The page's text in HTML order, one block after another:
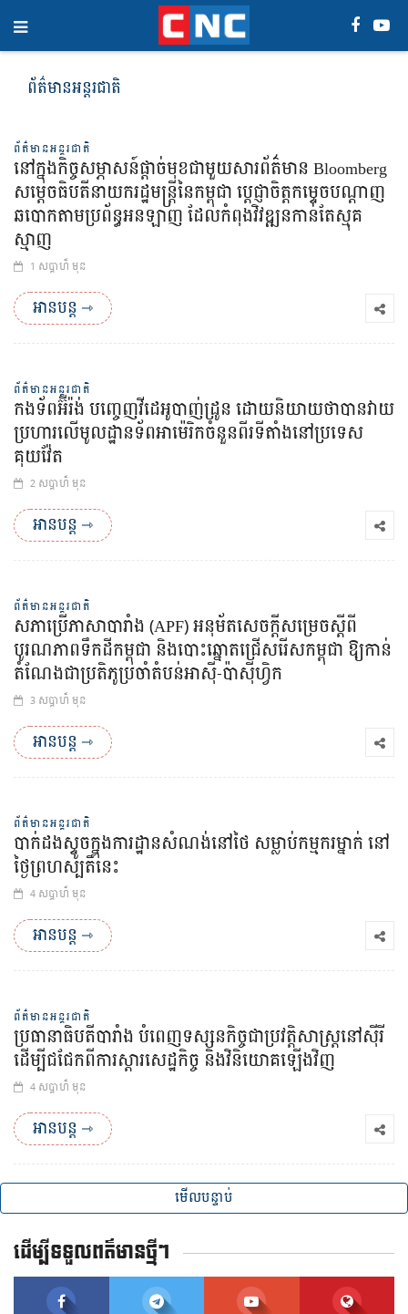
ព័ត៌មានអន្តរជាតិ
ព័ត៌មានអន្តរជាតិ
នៅក្នុងកិច្ចសម្ភាសន៍ផ្តាច់មុខជាមួយសារព័ត៌មាន Bloomberg
សម្តេចធិបតីនាយករដ្ឋមន្ត្រីនៃកម្ពុជា ប្ដេជ្ញាចិត្តកម្ទេចបណ្ដាញ
ឆបោកតាមប្រព័ន្ធអនឡាញ ដែលកំពុងវិវឌ្ឍនកាន់តែស្មុគ
ស្មាញ
1 សប្ដាហ៏ មុន
អានបន្ត ⇾
ព័ត៌មានអន្តរជាតិ
កងទ័ពអ៊ីរ៉ង់ បញ្ចេញវីដេអូបាញ់ដ្រូន ដោយនិយាយថាបានវាយ
ប្រហារលើមូលដ្ឋានទ័ពអាម៉េរិកចំនួនពីរទីតាំងនៅប្រទេស
គុយវ៉ែត
2 សប្ដាហ៏ មុន
អានបន្ត ⇾
ព័ត៌មានអន្តរជាតិ
សភាប្រើភាសាបារាំង (APF) អនុម័តសេចក្តីសម្រេចស្តីពី
បូរណភាពទឹកដីកម្ពុជា និងបោះឆ្នោតជ្រើសរើសកម្ពុជា ឱ្យកាន់
តំណែងជាប្រតិភូប្រចាំតំបន់អាស៊ី-ប៉ាស៊ីហ្វិក
3 សប្ដាហ៏ មុន
អានបន្ត ⇾
ព័ត៌មានអន្តរជាតិ
បាក់ដងស្ទូចក្នុងការដ្ឋានសំណង់នៅថៃ សម្លាប់កម្មករម្នាក់ នៅ
ថ្ងៃព្រហស្បតិ៍នេះ
4 សប្ដាហ៏ មុន
អានបន្ត ⇾
ព័ត៌មានអន្តរជាតិ
ប្រធានាធិបតីបារាំង បំពេញទស្សនកិច្ចជាប្រវត្តិសាស្ត្រនៅស៊ីរី
ដើម្បីជជែកពីការស្តារសេដ្ឋកិច្ច និងវិនិយោគឡើងវិញ
4 សប្ដាហ៏ មុន
អានបន្ត ⇾
មើលបន្ទាប់
ដើម្បីទទួលពត៌មានថ្មីៗ